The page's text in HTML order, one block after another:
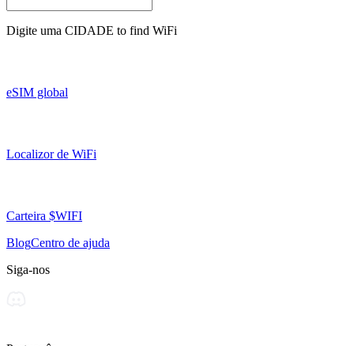
Digite uma CIDADE to find WiFi
eSIM global
Localizor de WiFi
Carteira $WIFI
BlogCentro de ajuda
Siga-nos